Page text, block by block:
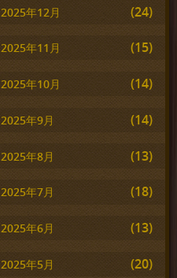
2025年12月 (24)
2025年11月 (15)
2025年10月 (14)
2025年9月 (14)
2025年8月 (13)
2025年7月 (18)
2025年6月 (13)
2025年5月 (20)